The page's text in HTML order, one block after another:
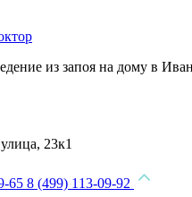
из запоя на дому в
23к1
65 8 (499) 113-09-92